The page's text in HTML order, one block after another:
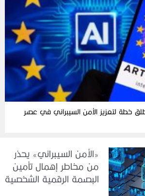
خطة لتعزيز الأمن السيبراني في عصر
«الأمن السيبراني» يحذر
من مخاطر إهمال تأمين
البصمة الرقمية الشخصية